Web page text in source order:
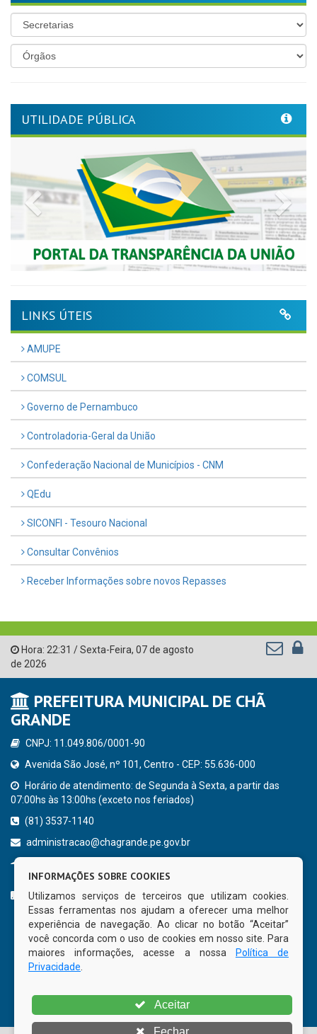
UTILIDADE PÚBLICA
Previous
LINKS ÚTEIS
AMUPE
COMSUL
Governo de Pernambuco
Controladoria-Geral da União
Confederação Nacional de Municípios - CNM
QEdu
SICONFI - Tesouro Nacional
Consultar Convênios
Receber Informações sobre novos Repasses
Hora: 22:31 /Sexta-Feira, 07 de agosto
de 2026
PREFEITURA MUNICIPAL DE CHÃ
GRANDE
CNPJ: 11.049.806/0001-90
Avenida São José, nº 101, Centro - CEP: 55.636-000
Horário de atendimento: de Segunda à Sexta, a partir das
07:00hs às 13:00hs (exceto nos feriados)
(81) 3537-1140
administracao@chagrande.pe.gov.br
CURTA NOSSA FAN PAGE
INFORMAÇÕES SOBRE COOKIES
Utilizamos serviços de terceiros que utilizam cookies.
Essas ferramentas nos ajudam a oferecer uma melhor
experiência de navegação. Ao clicar no botão “Aceitar”
você concorda com o uso de cookies em nosso site. Para
maiores informações, acesse a nossa
Política de
Privacidade
Aceitar
Fechar